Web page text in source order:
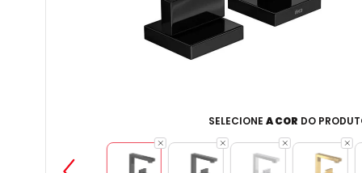
SELECIONE A COR DO